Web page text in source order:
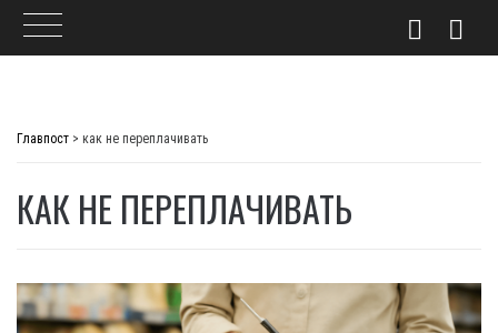
Главпост > как не переплачивать
КАК НЕ ПЕРЕПЛАЧИВАТЬ